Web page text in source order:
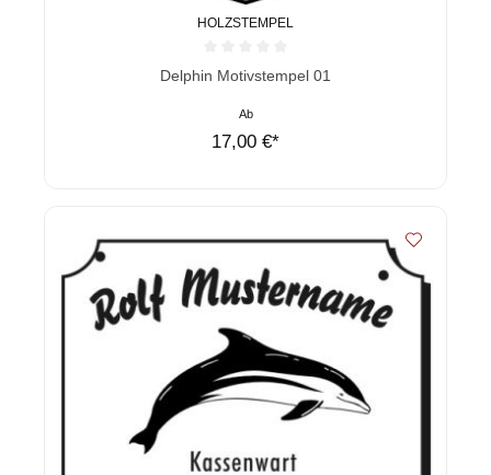
HOLZSTEMPEL
Durchschnittliche Bewertung von 0 von 5 Sternen
Delphin Motivstempel 01
Ab
17,00 €*